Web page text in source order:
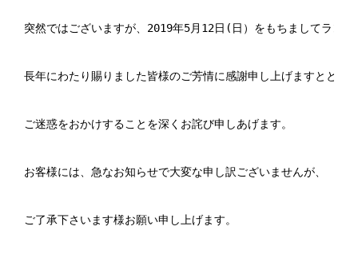
突然ではございますが、2019年5月12日(日）をもちましてラン
長年にわたり賜りました皆様のご芳情に感謝申し上げますととも
ご迷惑をおかけすることを深くお詫び申しあげます。
お客様には、急なお知らせで大変な申し訳ございませんが、
ご了承下さいます様お願い申し上げます。